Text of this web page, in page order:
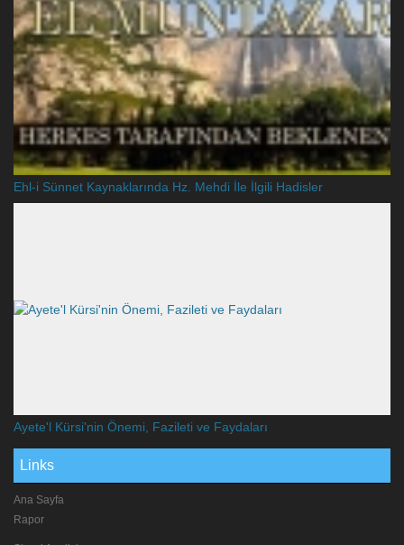
Ehl-i Sünnet Kaynaklarında Hz. Mehdi İle İlgili Hadisler
Ayete'l Kürsi'nin Önemi, Fazileti ve Faydaları
Links
Ana Sayfa
Rapor